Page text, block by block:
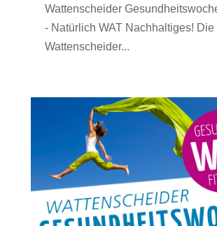
Wattenscheider
- Natürlich WAT Nachhaltiges! Die
Wattenscheider...